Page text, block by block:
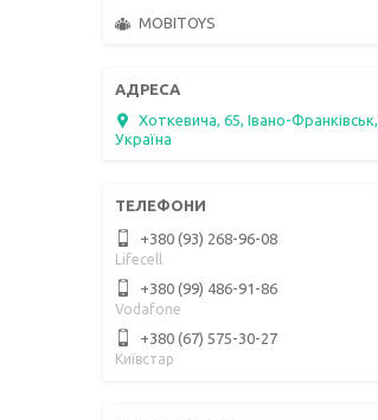
MOBITOYS
Хоткевича, 65, Івано-Франківськ,
Україна
+380 (93) 268-96-08
Lifecell
+380 (99) 486-91-86
Vodafone
+380 (67) 575-30-27
Київстар